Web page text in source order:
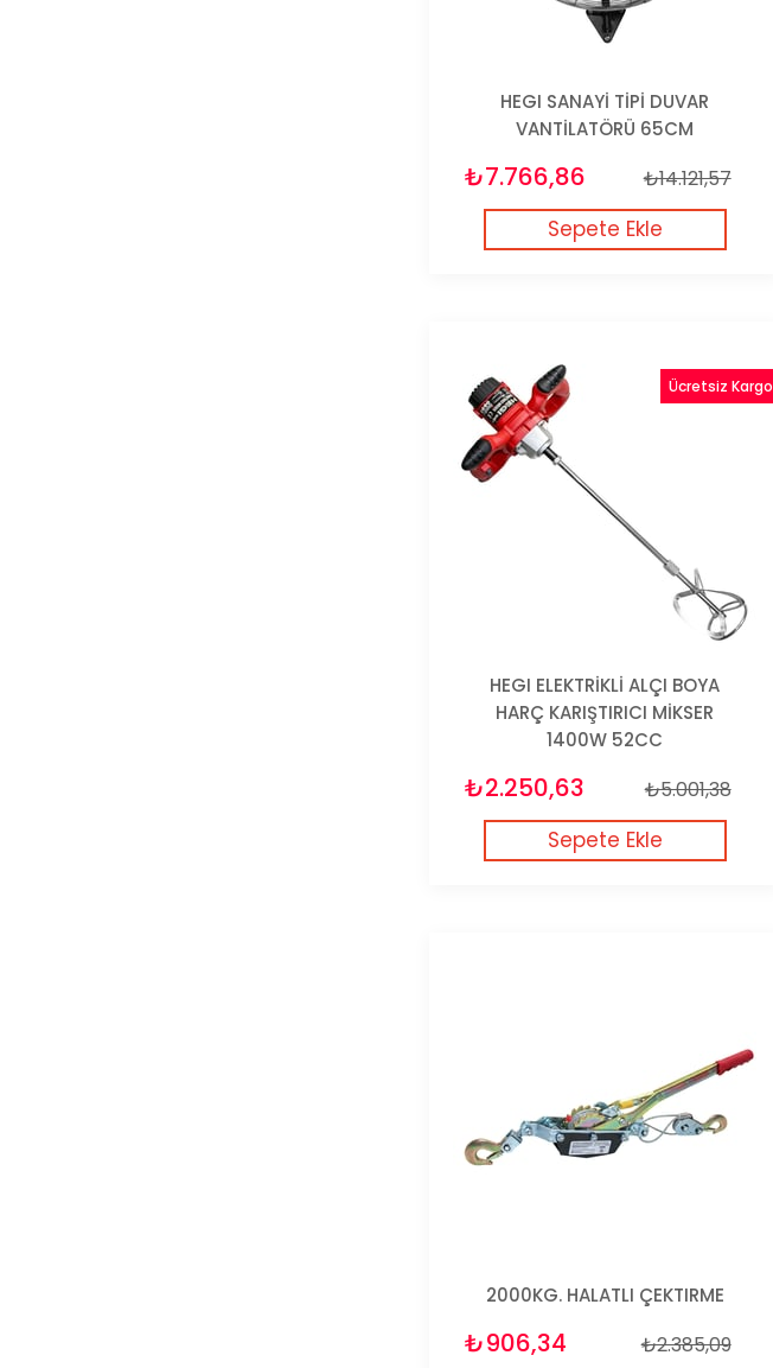
HEGI SANAYİ TİPİ DUVAR
VANTİLATÖRÜ 65CM
₺7.766,86 ₺14.121,57
Sepete Ekle
HEGI ELEKTRİKLİ ALÇI BOYA
HARÇ KARIŞTIRICI MİKSER
1400W 52CC
₺2.250,63 ₺5.001,38
Sepete Ekle
Ücretsiz Kargo
2000KG. HALATLI ÇEKTIRME
₺906,34 ₺2.385,09